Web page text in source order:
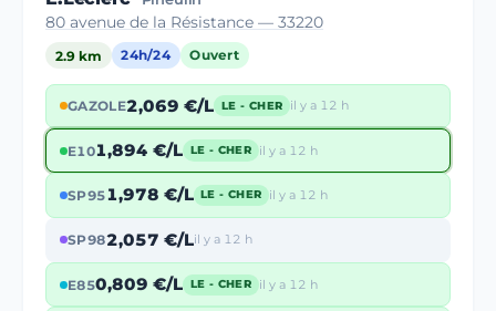
80 avenue de la Résistance — 33220
2.9 km 24h/24 Ouvert
GAZOLE2,069 €/L LE - CHER il y a 12 h
E101,894 €/L LE - CHER il y a 12 h
SP951,978 €/L LE - CHER il y a 12 h
SP982,057 €/Lil y a 12 h
E850,809 €/L LE - CHER il y a 12 h